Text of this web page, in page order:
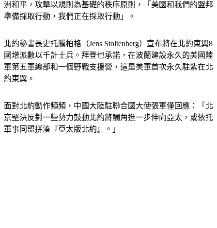
洲和平，攻擊以規則為基礎的秩序原則，「美國和我們的盟邦
準備採取行動，我們正在採取行動」。
北約秘書長史托騰柏格（Jens Stoltenberg）宣布將在北約東翼8
國增派數以千計士兵。拜登也承諾，在波蘭建設永久的美國陸
軍第五軍總部和一個野戰支援營，這是美軍首次永久駐紮在北
約東翼。
面對北約動作頻頻，中國大陸駐聯合國大使張軍僅回應：「北
京堅決反對一些勢力鼓動北約將觸角進一步伸向亞太，或依托
軍事同盟拼湊『亞太版北約』。」